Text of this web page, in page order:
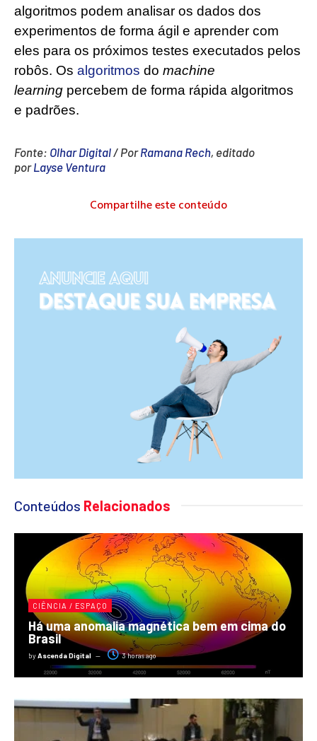
algoritmos podem analisar os dados dos
experimentos de forma ágil e aprender com
eles para os próximos testes executados pelos
robôs. Os algoritmos do machine
learning percebem de forma rápida algoritmos
e padrões.
Fonte: Olhar Digital / PorRamana Rech, editado
porLayse Ventura
Compartilhe este conteúdo
Conteúdos Relacionados
CIÊNCIA / ESPAÇO
Há uma anomalia magnética bem em cima do
Brasil
byAscenda Digital 3 horas ago